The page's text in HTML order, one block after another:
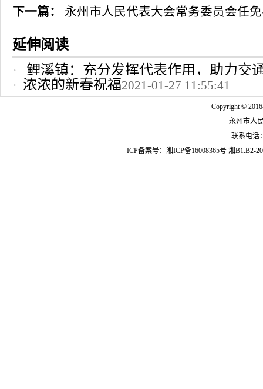
下一篇：
永州市人民代表大会常务委员会任
延伸阅读
鲤溪镇：充分发挥代表作用，助力交
2022-10-24 12:09:37
浓浓的新春祝福2021-01-27 11:55:41
Copyright ©
永州市人
联系电话
ICP备案号： 湘ICP备16008365号 湘B1.B2-